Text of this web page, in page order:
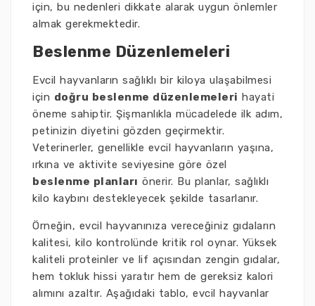
için, bu nedenleri dikkate alarak uygun önlemler
almak gerekmektedir.
Beslenme Düzenlemeleri
Evcil hayvanların sağlıklı bir kiloya ulaşabilmesi
için doğru beslenme düzenlemeleri hayati
öneme sahiptir. Şişmanlıkla mücadelede ilk adım,
petinizin diyetini gözden geçirmektir.
Veterinerler, genellikle evcil hayvanların yaşına,
ırkına ve aktivite seviyesine göre özel
beslenme planları önerir. Bu planlar, sağlıklı
kilo kaybını destekleyecek şekilde tasarlanır.
Örneğin, evcil hayvanınıza vereceğiniz gıdaların
kalitesi, kilo kontrolünde kritik rol oynar. Yüksek
kaliteli proteinler ve lif açısından zengin gıdalar,
hem tokluk hissi yaratır hem de gereksiz kalori
alımını azaltır. Aşağıdaki tablo, evcil hayvanlar